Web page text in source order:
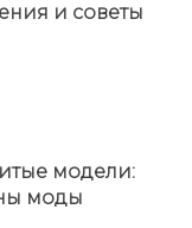
и советы
модели:
моды